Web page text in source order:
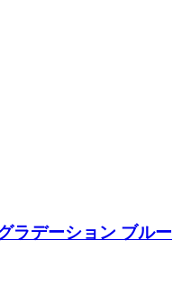
ラデーション ブルー